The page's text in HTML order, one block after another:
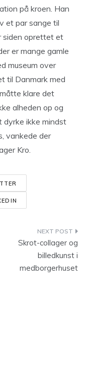
på kroen. Han
et par sange til
siden oprettet et
er mange gamle
museum over
til Danmark med
klare det
alheden op og
dyrke ikke mindst
vankede der
Kro.
Skrot-collager og
billedkunst i
medborgerhuset